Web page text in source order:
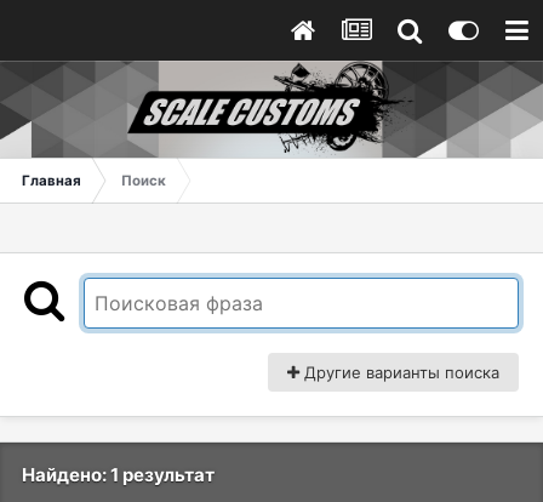
Главная Поиск
Другие варианты поиска
Найдено: 1 результат